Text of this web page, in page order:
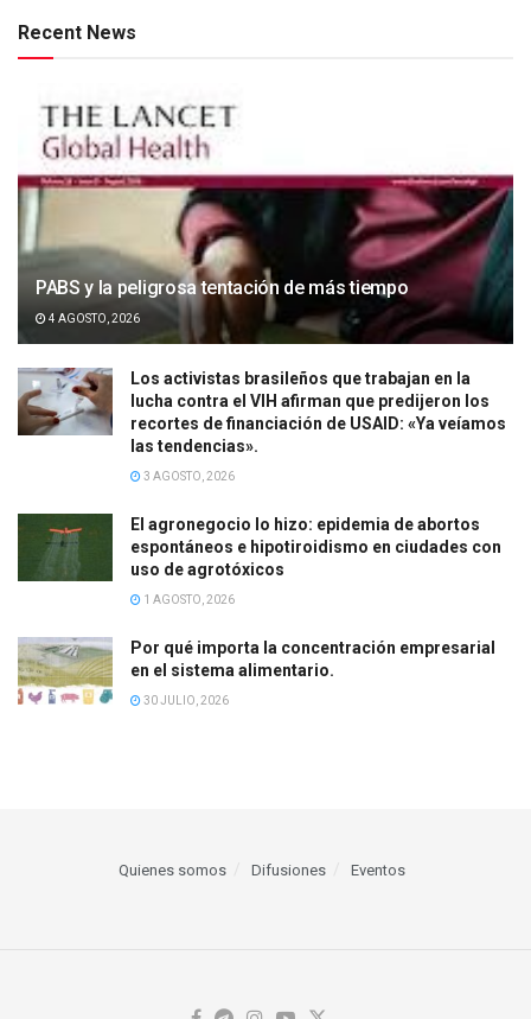
Recent News
PABS y la peligrosa tentación de más tiempo
4 AGOSTO, 2026
Los activistas brasileños que trabajan en la
lucha contra el VIH afirman que predijeron los
recortes de financiación de USAID: «Ya veíamos
las tendencias».
3 AGOSTO, 2026
El agronegocio lo hizo: epidemia de abortos
espontáneos e hipotiroidismo en ciudades con
uso de agrotóxicos
1 AGOSTO, 2026
Por qué importa la concentración empresarial
en el sistema alimentario.
30 JULIO, 2026
Quienes somos Difusiones Eventos